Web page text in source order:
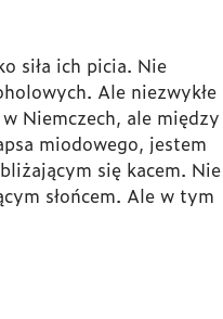
siła ich picia. Nie
Ale niezwykłe
Niemczech, ale między
miodowego, jestem
się kacem. Nie
słońcem. Ale w tym